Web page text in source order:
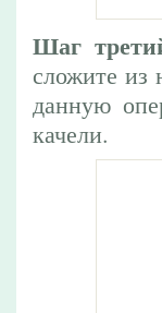
Шаг
сложите из
данную
качели.